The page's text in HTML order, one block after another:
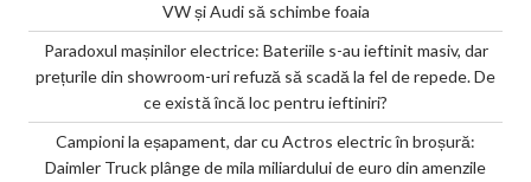
VW și Audi să schimbe foaia
Paradoxul mașinilor electrice: Bateriile s-au ieftinit masiv, dar
prețurile din showroom-uri refuză să scadă la fel de repede. De
ce există încă loc pentru ieftiniri?
Campioni la eșapament, dar cu Actros electric în broșură:
Daimler Truck plânge de mila miliardului de euro din amenzile